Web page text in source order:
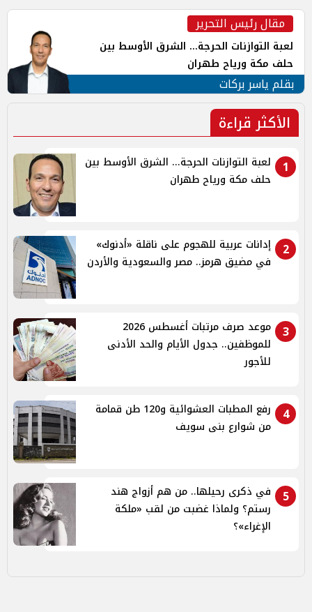
مقال رئيس التحرير
لعبة التوازنات الحرجة... الشرق الأوسط بين
حلف مكة ورياح طهران
بقلم ياسر بركات
الأكثر قراءة
1
لعبة التوازنات الحرجة... الشرق الأوسط بين
حلف مكة ورياح طهران
2
إدانات عربية للهجوم على ناقلة «أدنوك»
في مضيق هرمز.. مصر والسعودية والأردن
3
موعد صرف مرتبات أغسطس 2026
للموظفين.. جدول الأيام والحد الأدنى
للأجور
4
رفع المطبات العشوائية و120 طن قمامة
من شوارع بنى سويف
5
في ذكرى رحيلها.. من هم أزواج هند
رستم؟ ولماذا غضبت من لقب «ملكة
الإغراء»؟